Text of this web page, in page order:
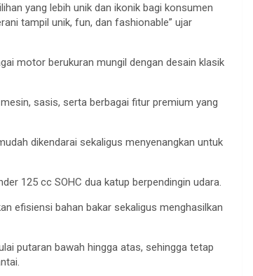
yang lebih unik dan ikonik bagi konsumen
tampil unik, fun, dan fashionable” ujar
motor berukuran mungil dengan desain klasik
sasis, serta berbagai fitur premium yang
dikendarai sekaligus menyenangkan untuk
125 cc SOHC dua katup berpendingin udara.
efisiensi bahan bakar sekaligus menghasilkan
putaran bawah hingga atas, sehingga tetap